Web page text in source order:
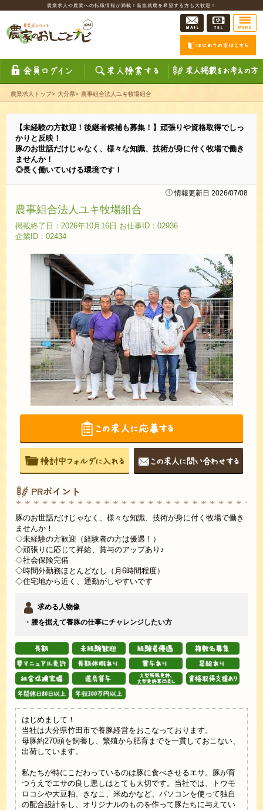
農業求人や農業への転職情報が満載！新規就農を希望する方も大歓迎！
農業求人トップ> 大分県> 農事組合法人ユキ牧場組合
【未経験の方歓迎！後継者候補も募集！】頑張りや資格取得でしっ
かりと反映！
豚のお世話だけじゃなく、様々な知識、技術が身に付く牧場で働き
ませんか！
◎長く働いていける環境です！
情報更新日 2026/07/08
農事組合法人ユキ牧場組合
掲載終了日：2026年10月16日 お仕事ID：02936
企業ID：02434
PRポイント
豚のお世話だけじゃなく、様々な知識、技術が身に付く牧場で働き
ませんか！
◇未経験の方歓迎（経験者の方は優遇！）
◇頑張りに応じて昇給、賞与のアップあり♪
◇社会保険完備
◇時間外勤務ほとんどなし（月6時間程度）
◇住宅地から近く、通勤がしやすいです
求める人物像
・腰を据えて養豚の仕事にチャレンジしたい方
はじめまして！
当社は大分県竹田市で養豚経営をおこなっております。
母豚約270頭を飼養し、繁殖から肥育までを一貫しておこない、
出荷しています。
私たちが特にこだわっているのは豚に食べさせるエサ。豚が育
つうえでエサの良し悪しはとても大切です。当社では、トウモ
ロコシや大豆粕、きなこ、米ぬかなど、パソコンを使って独自
の配合設計をし、オリジナルのものを作って豚たちに与えてい